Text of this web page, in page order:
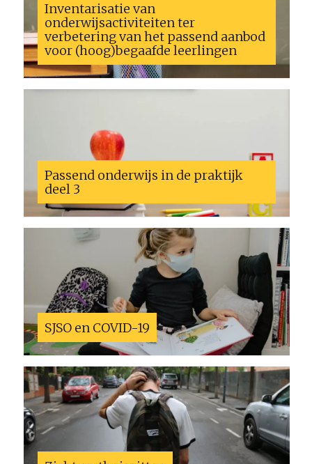
Inventarisatie van
onderwijsactiviteiten ter
verbetering van het passend aanbod
voor (hoog)begaafde leerlingen
Passend onderwijs in de praktijk
deel 3
SJSO en COVID-19